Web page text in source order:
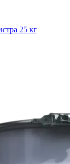
25 кг